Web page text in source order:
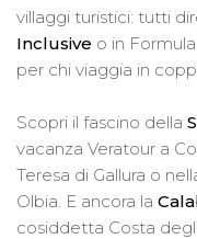
villaggi turistici: tutti
Inclusive o in
per chi viaggia in
Scopri il fascino della
vacanza Veratour a
Teresa di Gallura o
Olbia. E ancora la
cosiddetta Costa